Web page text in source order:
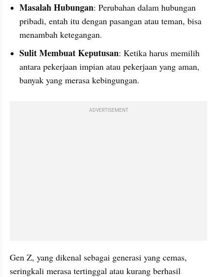
Masalah Hubungan: Perubahan dalam hubungan
pribadi, entah itu dengan pasangan atau teman, bisa
menambah ketegangan.
Sulit Membuat Keputusan: Ketika harus memilih
antara pekerjaan impian atau pekerjaan yang aman,
banyak yang merasa kebingungan.
ADVERTISEMENT
Gen Z, yang dikenal sebagai generasi yang cemas,
seringkali merasa tertinggal atau kurang berhasil